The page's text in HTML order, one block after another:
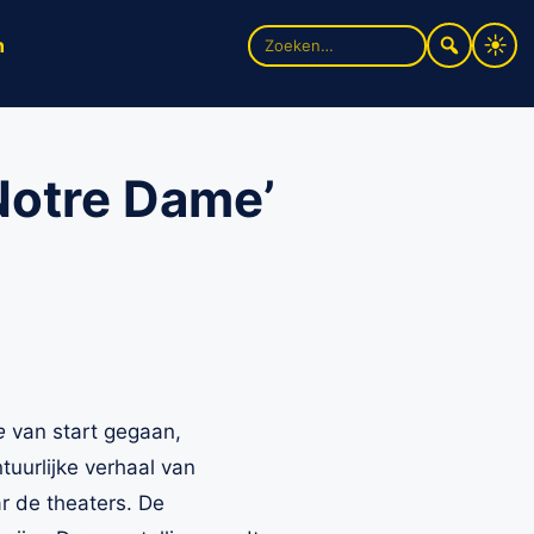
Zoek
naar:
Dame’
van start gegaan,
verhaal van
de theaters. De